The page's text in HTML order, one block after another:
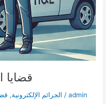
قضايا
الجرائم الإلكترونية, /admin